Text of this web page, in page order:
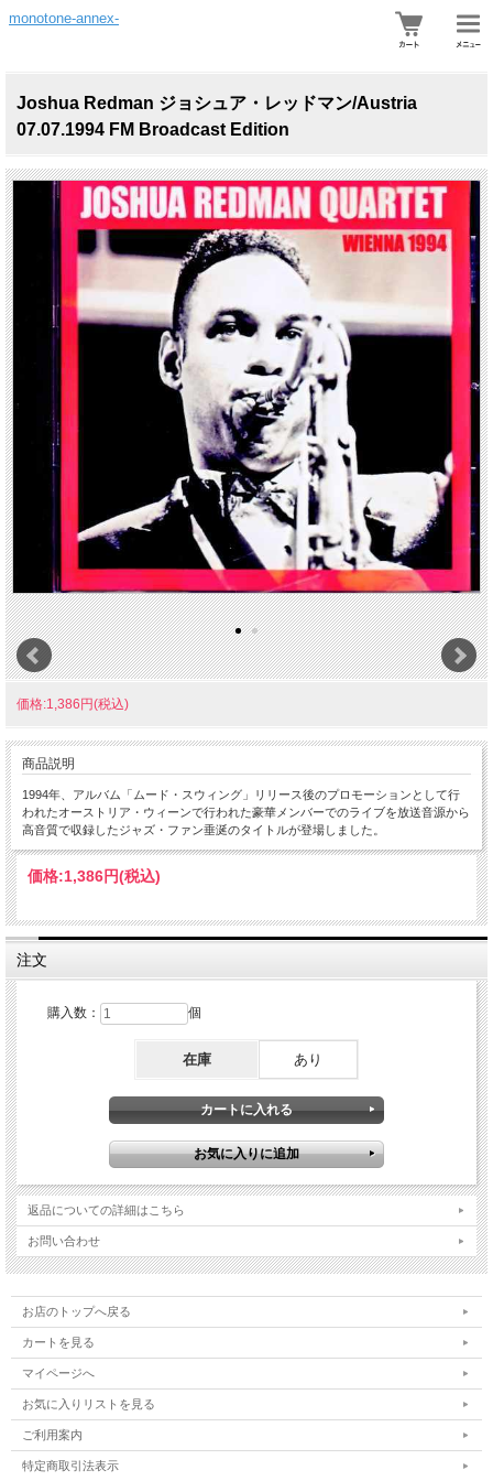
monotone-annex-
Joshua Redman ジョシュア・レッドマン/Austria
07.07.1994 FM Broadcast Edition
価格:1,386円(税込)
商品説明
1994年、アルバム「ムード・スウィング」リリース後のプロモーションとして行
われたオーストリア・ウィーンで行われた豪華メンバーでのライブを放送音源から
高音質で収録したジャズ・ファン垂涎のタイトルが登場しました。
価格:1,386円(税込)
注文
購入数： 個
在庫 あり
返品についての詳細はこちら
お問い合わせ
お店のトップへ戻る
カートを見る
マイページへ
お気に入りリストを見る
ご利用案内
特定商取引法表示